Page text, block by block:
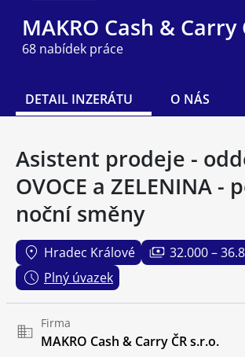
MAKRO Cash & Carry
68 nabídek práce
DETAIL INZERÁTU O NÁS
Asistent prodeje -
OVOCE a ZELENINA -
noční směny
Hradec Králové
32.000 –
Plný úvazek
Firma
MAKRO Cash & Carry ČR s.r.o.